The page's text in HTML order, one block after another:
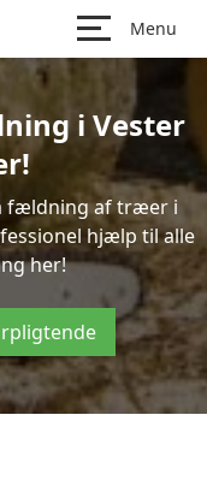
Menu
i Vester
fældning af træer i
hjælp til alle
her!